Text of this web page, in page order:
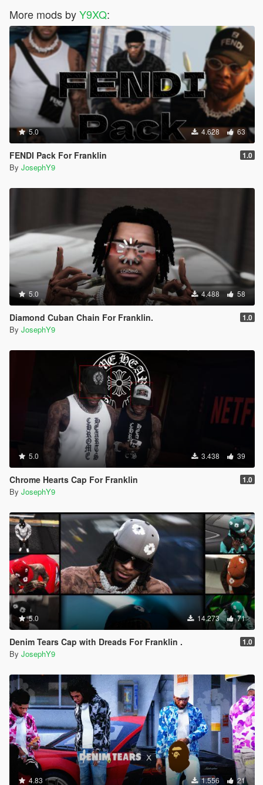
More mods byY9XQ:
5.0 4.628 63
FENDI Pack For Franklin 1.0
By JosephY9
5.0 4.488 58
Diamond Cuban Chain For Franklin. 1.0
By JosephY9
5.0 3.438 39
Chrome Hearts Cap For Franklin 1.0
By JosephY9
5.0 14.273 71
Denim Tears Cap with Dreads For Franklin . 1.0
By JosephY9
4.83 1.556 21